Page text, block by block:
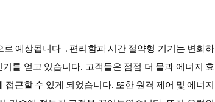
로 예상됩니다 . 편리함과 시간 절약형 기기는 변화하
를 얻고 있습니다. 고객들은 점점 더 물과 에너지 효
근할 수 있게 되었습니다. 또한 원격 제어 및 에너지